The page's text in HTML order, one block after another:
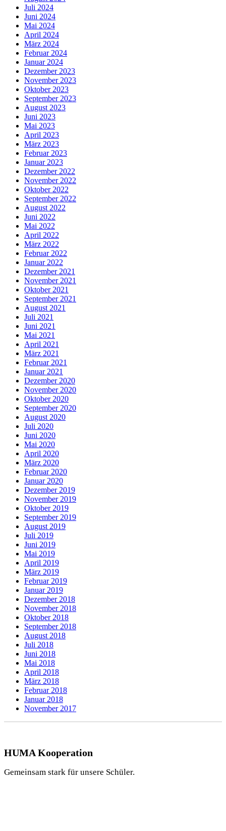
Juli 2024
Juni 2024
Mai 2024
April 2024
März 2024
Februar 2024
Januar 2024
Dezember 2023
November 2023
Oktober 2023
September 2023
August 2023
Juni 2023
Mai 2023
April 2023
März 2023
Februar 2023
Januar 2023
Dezember 2022
November 2022
Oktober 2022
September 2022
August 2022
Juni 2022
Mai 2022
April 2022
März 2022
Februar 2022
Januar 2022
Dezember 2021
November 2021
Oktober 2021
September 2021
August 2021
Juli 2021
Juni 2021
Mai 2021
April 2021
März 2021
Februar 2021
Januar 2021
Dezember 2020
November 2020
Oktober 2020
September 2020
August 2020
Juli 2020
Juni 2020
Mai 2020
April 2020
März 2020
Februar 2020
Januar 2020
Dezember 2019
November 2019
Oktober 2019
September 2019
August 2019
Juli 2019
Juni 2019
Mai 2019
April 2019
März 2019
Februar 2019
Januar 2019
Dezember 2018
November 2018
Oktober 2018
September 2018
August 2018
Juli 2018
Juni 2018
Mai 2018
April 2018
März 2018
Februar 2018
Januar 2018
November 2017
HUMA Kooperation
Gemeinsam stark für unsere Schüler.